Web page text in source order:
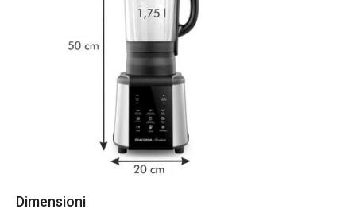
Dimensioni